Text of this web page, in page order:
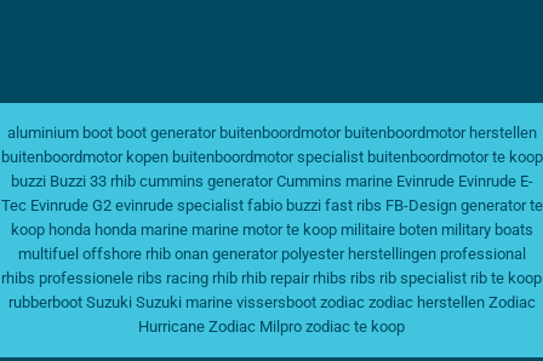
aluminium boot boot generator buitenboordmotor buitenboordmotor herstellen
buitenboordmotor kopen buitenboordmotor specialist buitenboordmotor te koop
buzzi Buzzi 33 rhib cummins generator Cummins marine Evinrude Evinrude E-
Tec Evinrude G2 evinrude specialist fabio buzzi fast ribs FB-Design generator te
koop honda honda marine marine motor te koop militaire boten military boats
multifuel offshore rhib onan generator polyester herstellingen professional
rhibs professionele ribs racing rhib rhib repair rhibs ribs rib specialist rib te koop
rubberboot Suzuki Suzuki marine vissersboot zodiac zodiac herstellen Zodiac
Hurricane Zodiac Milpro zodiac te koop